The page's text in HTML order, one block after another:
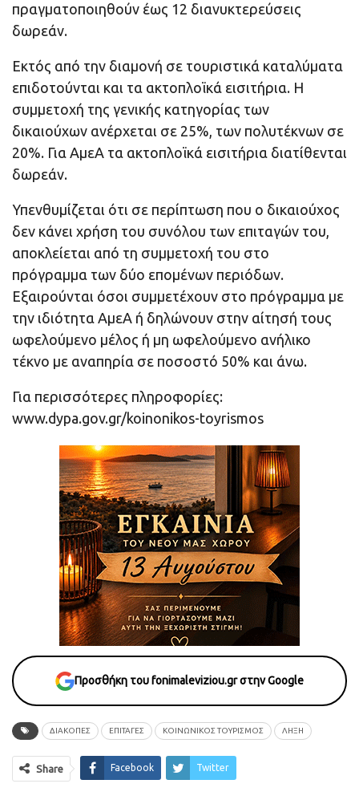
πραγματοποιηθούν έως 12 διανυκτερεύσεις
δωρεάν.
Εκτός από την διαμονή σε τουριστικά καταλύματα
επιδοτούνται και τα ακτοπλοϊκά εισιτήρια. Η
συμμετοχή της γενικής κατηγορίας των
δικαιούχων ανέρχεται σε 25%, των πολυτέκνων σε
20%. Για ΑμεΑ τα ακτοπλοϊκά εισιτήρια διατίθενται
δωρεάν.
Υπενθυμίζεται ότι σε περίπτωση που ο δικαιούχος
δεν κάνει χρήση του συνόλου των επιταγών του,
αποκλείεται από τη συμμετοχή του στο
πρόγραμμα των δύο επομένων περιόδων.
Εξαιρούνται όσοι συμμετέχουν στο πρόγραμμα με
την ιδιότητα ΑμεΑ ή δηλώνουν στην αίτησή τους
ωφελούμενο μέλος ή μη ωφελούμενο ανήλικο
τέκνο με αναπηρία σε ποσοστό 50% και άνω.
Για περισσότερες πληροφορίες:
www.dypa.gov.gr/koinonikos-toyrismos
Προσθήκη του fonimaleviziou.gr στην Google
ΔΙΑΚΟΠΕΣ ΕΠΙΤΑΓΕΣ ΚΟΙΝΩΝΙΚΟΣ ΤΟΥΡΙΣΜΟΣ ΛΗΞΗ
Share Facebook Twitter